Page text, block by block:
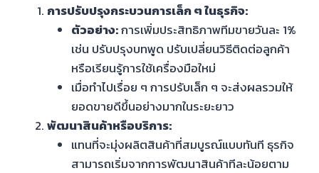
การปรับปรุงกระบวนการเล็ก ๆ ในธุรกิจ:
ตัวอย่าง:การเพิ่มประสิทธิภาพทีมขายวันละ 1%
เช่น ปรับปรุงบทพูด ปรับเปลี่ยนวิธีติดต่อลูกค้า
หรือเรียนรู้การใช้เครื่องมือใหม่
เมื่อทำไปเรื่อย ๆ การปรับเล็ก ๆ จะส่งผลรวมให้
ยอดขายดีขึ้นอย่างมากในระยะยาว
พัฒนาสินค้าหรือบริการ:
แทนที่จะมุ่งผลิตสินค้าที่สมบูรณ์แบบทันที ธุรกิจ
สามารถเริ่มจากการพัฒนาสินค้าทีละน้อยตาม